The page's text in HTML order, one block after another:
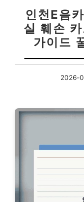
인천E음
실 훼손
가이드
2026-